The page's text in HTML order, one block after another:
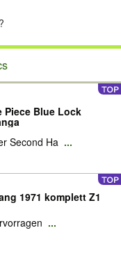
Piece Blue Lock
Second Ha ...
1971 komplett Z1
...